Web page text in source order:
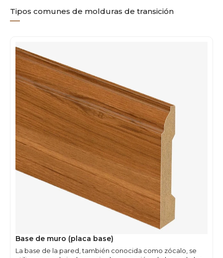
Tipos comunes de molduras de transición
Base de muro (placa base)
La base de la pared, también conocida como zócalo, se